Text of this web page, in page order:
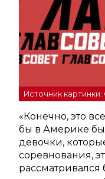
Источник
«Конечно, это
бы в Америке
девочки,
соревнования,